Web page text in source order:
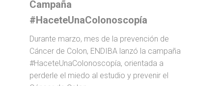
Campaña
#HaceteUnaColonoscopía
Durante marzo, mes de la prevención de
Cáncer de Colon, ENDIBA lanzó la campaña
#HaceteUnaColonoscopía, orientada a
perderle el miedo al estudio y prevenir el